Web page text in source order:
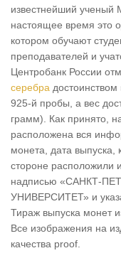
известнейший ученый
настоящее время это
котором обучают
преподавателей и
Центробанк России
серебра
925-й пробы, а вес
грамм). Как принято,
расположена вся
монета, дата выпуска,
стороне расположили
надписью «САНКТ-
УНИВЕРСИТЕТ» и
Тираж выпуска монет
Все изображения на
качества proof.